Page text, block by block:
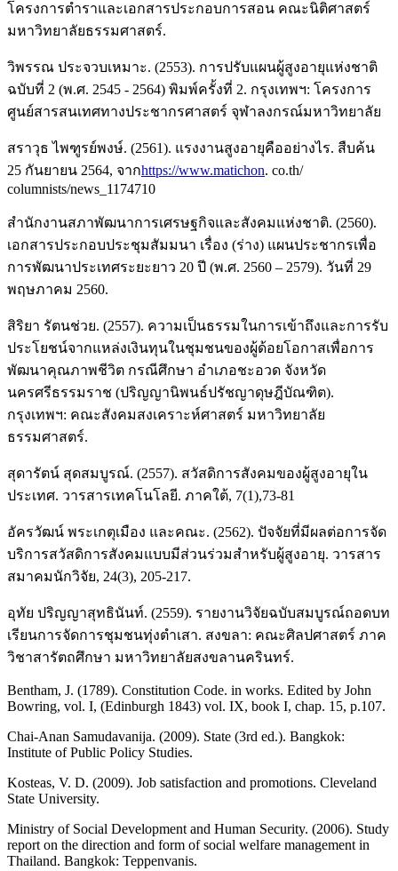
โครงการตำราและเอกสารประกอบการสอน คณะนิติศาสตร์
มหาวิทยาลัยธรรมศาสตร์.
วิพรรณ ประจวบเหมาะ. (2553). การปรับแผนผู้สูงอายุแห่งชาติ
ฉบับที่ 2 (พ.ศ. 2545 - 2564) พิมพ์ครั้งที่ 2. กรุงเทพฯ: โครงการ
ศูนย์สารสนเทศทางประชากรศาสตร์ จุฬาลงกรณ์มหาวิทยาลัย
สราวุธ ไพฑูรย์พงษ์. (2561). แรงงานสูงอายุคืออย่างไร. สืบค้น
25 กันยายน 2564, จากhttps://www.matichon. co.th/
columnists/news_1174710
สำนักงานสภาพัฒนาการเศรษฐกิจและสังคมแห่งชาติ. (2560).
เอกสารประกอบประชุมสัมมนา เรื่อง (ร่าง) แผนประชากรเพื่อ
การพัฒนาประเทศระยะยาว 20 ปี (พ.ศ. 2560 – 2579). วันที่ 29
พฤษภาคม 2560.
สิริยา รัตนช่วย. (2557). ความเป็นธรรมในการเข้าถึงและการรับ
ประโยชน์จากแหล่งเงินทุนในชุมชนของผู้ด้อยโอกาสเพื่อการ
พัฒนาคุณภาพชีวิต กรณีศึกษา อำเภอชะอวด จังหวัด
นครศรีธรรมราช (ปริญญานิพนธ์ปรัชญาดุษฎีบัณฑิต).
กรุงเทพฯ: คณะสังคมสงเคราะห์ศาสตร์ มหาวิทยาลัย
ธรรมศาสตร์.
สุดารัตน์ สุดสมบูรณ์. (2557). สวัสดิการสังคมของผู้สูงอายุใน
ประเทศ. วารสารเทคโนโลยี. ภาคใต้, 7(1),73-81
อัครวัฒน์ พระเกตุเมือง และคณะ. (2562). ปัจจัยที่มีผลต่อการจัด
บริการสวัสดิการสังคมแบบมีส่วนร่วมสำหรับผู้สูงอายุ. วารสาร
สมาคมนักวิจัย, 24(3), 205-217.
อุทัย ปริญญาสุทธินันท์. (2559). รายงานวิจัยฉบับสมบูรณ์ถอดบท
เรียนการจัดการชุมชนทุ่งตำเสา. สงขลา: คณะศิลปศาสตร์ ภาค
วิชาสารัตถศึกษา มหาวิทยาลัยสงขลานครินทร์.
Bentham, J. (1789). Constitution Code. in works. Edited by John
Bowring, vol. I, (Edinburgh 1843) vol. IX, book I, chap. 15, p.107.
Chai-Anan Samudavanija. (2009). State (3rd ed.). Bangkok:
Institute of Public Policy Studies.
Kosteas, V. D. (2009). Job satisfaction and promotions. Cleveland
State University.
Ministry of Social Development and Human Security. (2006). Study
report on the direction and form of social welfare management in
Thailand. Bangkok: Teppenvanis.